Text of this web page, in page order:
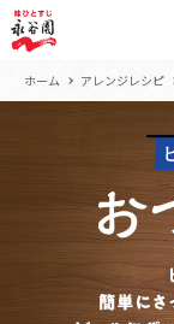
ホーム アレンジレシピ